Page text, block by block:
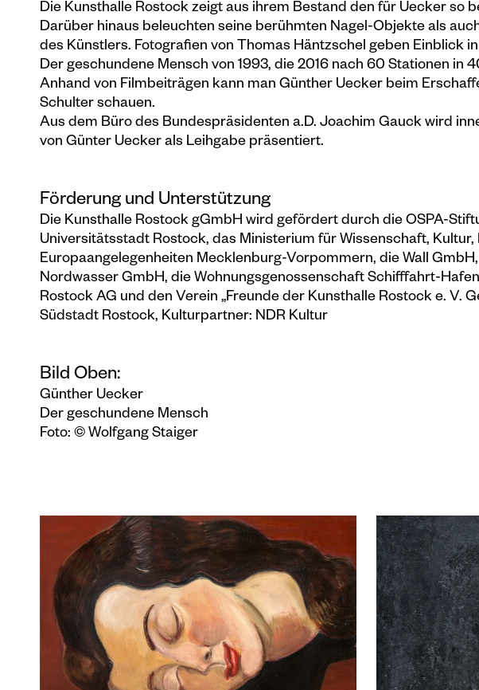
Die Kunsthalle Rostock zeigt aus ihrem Bestand den für Uecker so
Darüber hinaus beleuchten seine berühmten Nagel-Objekte als
des Künstlers. Fotografien von Thomas Häntzschel geben Einblick
Der geschundene Mensch von 1993, die 2016 nach 60 Stationen in
Anhand von Filmbeiträgen kann man Günther Uecker beim
Schulter schauen.
Aus dem Büro des Bundespräsidenten a.D. Joachim Gauck wird
von Günter Uecker als Leihgabe präsentiert.
Förderung und Unterstützung
Die Kunsthalle Rostock gGmbH wird gefördert durch die OSPA-
Universitätsstadt Rostock, das Ministerium für Wissenschaft, Kultur,
Europaangelegenheiten Mecklenburg-Vorpommern, die Wall
Nordwasser GmbH, die Wohnungsgenossenschaft Schifffahrt-
Rostock AG und den Verein „Freunde der Kunsthalle Rostock e. V.
Südstadt Rostock, Kulturpartner: NDR Kultur
Bild Oben:
Günther Uecker
Der geschundene Mensch
Foto: © Wolfgang Staiger